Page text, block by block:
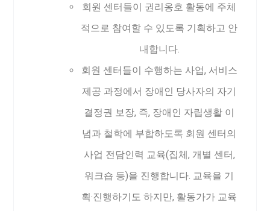
회원 센터들이 권리옹호 활동에 주체
적으로 참여할 수 있도록 기획하고 안
내합니다.
회원 센터들이 수행하는 사업, 서비스
제공 과정에서 장애인 당사자의 자기
결정권 보장, 즉, 장애인 자립생활 이
념과 철학에 부합하도록 회원 센터의
사업 전담인력 교육(집체, 개별 센터,
워크숍 등)을 진행합니다. 교육을 기
획·진행하기도 하지만, 활동가가 교육